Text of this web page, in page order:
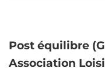
Post équilibre
Association